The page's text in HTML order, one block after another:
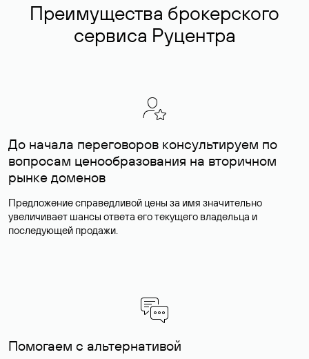
Преимущества брокерского
сервиса Руцентра
До начала переговоров консультируем по
вопросам ценообразования на вторичном
рынке доменов
Предложение справедливой цены за имя значительно
увеличивает шансы ответа его текущего владельца и
последующей продажи.
Помогаем с альтернативой